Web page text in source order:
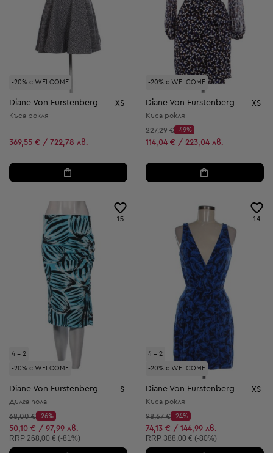
-20% с WELCOME
Diane Von Furstenberg XS
Къса рокля
369,55 € / 722,78 лв.
-20% с WELCOME
Diane Von Furstenberg XS
Къса рокля
Начална цена:
227,29 €
Discount Price:
-49%
Намалена цена:
114,04 € / 223,04 лв.
4 = 2
-20% с WELCOME
15
Diane Von Furstenberg S
Дълга пола
Начална цена:
68,00 €
Discount Price:
-26%
Намалена цена:
50,10 € / 97,99 лв.
Препоръчителна цена:
RRP 268,00 € (-81%)
4 = 2
-20% с WELCOME
14
Diane Von Furstenberg XS
Къса рокля
Начална цена:
98,67 €
Discount Price:
-24%
Намалена цена:
74,13 € / 144,99 лв.
Препоръчителна цена:
RRP 388,00 € (-80%)